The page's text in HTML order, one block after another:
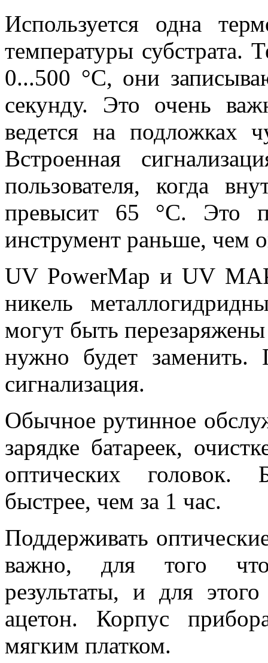
Используется одна
температуры субстрата.
0...500 °C, они
секунду. Это очень
ведется на подложках
Встроенная
пользователя, когда
превысит 65 °C. Это
инструмент раньше, чем
UV PowerMap и UV
никель
могут быть
нужно будет заменить.
сигнализация.
Обычное рутинное
зарядке батареек,
оптических головок.
быстрее, чем за 1 час.
Поддерживать
важно, для того
результаты, и для
ацетон. Корпус
мягким платком.